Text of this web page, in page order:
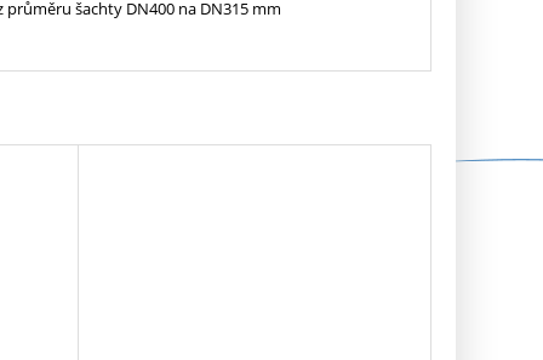
šachty DN400 na DN315 mm